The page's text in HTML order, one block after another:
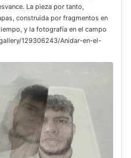
La pieza por tanto,
construida por fragmentos en
y la fotografía en el campo
129306243/Anidar-en-el-